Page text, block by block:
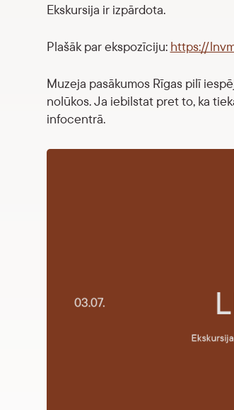
Ekskursija ir izpārdota.
Plašāk par ekspozīciju: https://
Muzeja pasākumos Rīgas pilī
nolūkos. Ja iebilstat pret to, ka
infocentrā.